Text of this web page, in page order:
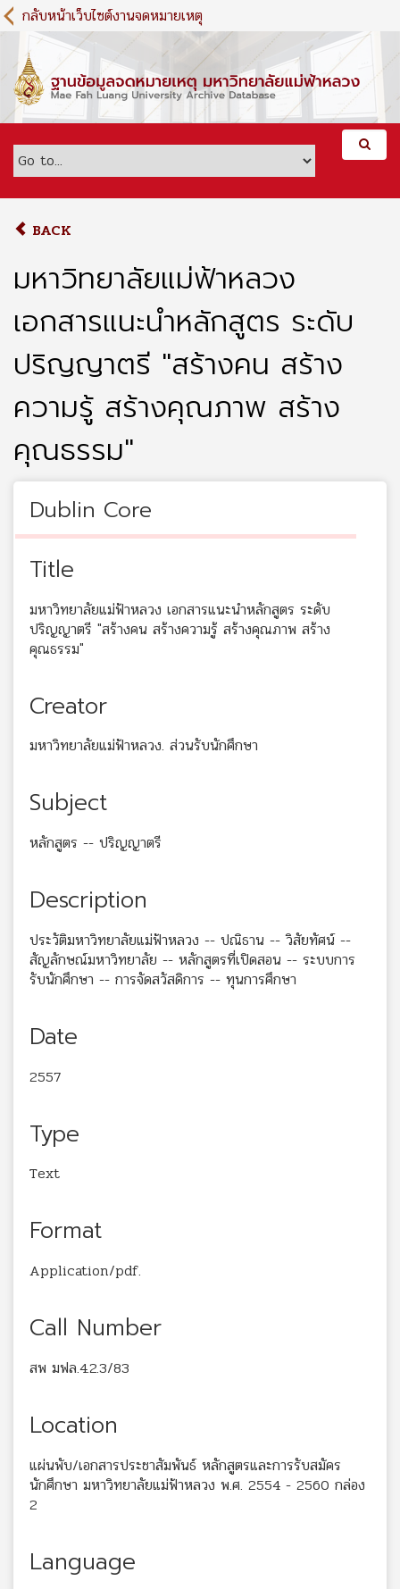
S
k
m
c
กลับหน้าเว็บไซต์งานจดหมายเหตุ
BACK
มหาวิทยาลัยแม่ฟ้าหลวง
เอกสารแนะนำหลักสูตร ระดับ
ปริญญาตรี "สร้างคน สร้าง
ความรู้ สร้างคุณภาพ สร้าง
คุณธรรม"
Dublin Core
Title
มหาวิทยาลัยแม่ฟ้าหลวง เอกสารแนะนำหลักสูตร ระดับ
ปริญญาตรี "สร้างคน สร้างความรู้ สร้างคุณภาพ สร้าง
คุณธรรม"
Creator
มหาวิทยาลัยแม่ฟ้าหลวง. ส่วนรับนักศึกษา
Subject
หลักสูตร -- ปริญญาตรี
Description
ประวัติมหาวิทยาลัยแม่ฟ้าหลวง -- ปณิธาน -- วิสัยทัศน์ --
สัญลักษณ์มหาวิทยาลัย -- หลักสูตรที่เปิดสอน -- ระบบการ
รับนักศึกษา -- การจัดสวัสดิการ -- ทุนการศึกษา
Date
2557
Type
Text
Format
Application/pdf.
Call Number
สพ มฟล.4.2.3/83
Location
แผ่นพับ/เอกสารประชาสัมพันธ์ หลักสูตรและการรับสมัคร
นักศึกษา มหาวิทยาลัยแม่ฟ้าหลวง พ.ศ. 2554 - 2560 กล่อง
2
Language